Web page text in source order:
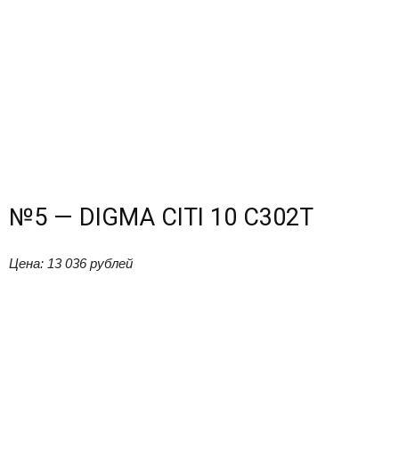
№5 — DIGMA CITI 10 C302T
Цена: 13 036 рублей